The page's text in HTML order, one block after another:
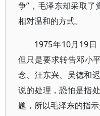
争”，毛泽东却采取了
相对温和的方式。
1975年10月19日
但只是要求转告邓小
念、汪东兴、吴德和
说的处理，恐怕是指
题，所以毛泽东的指